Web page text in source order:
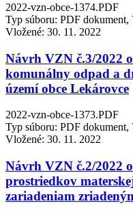
2022-vzn-obce-1374.PDF
Typ súboru: PDF
Vložené: 30. 11. 2022
Návrh VZN č.3/2022
komunálny odpad a
území obce Lekárovce
2022-vzn-obce-1373.PDF
Typ súboru: PDF
Vložené: 30. 11. 2022
Návrh VZN č.2/2022
prostriedkov
zariadeniam